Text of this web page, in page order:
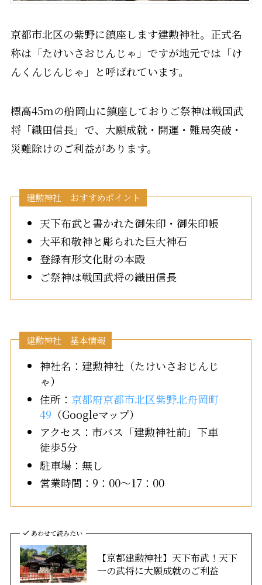
京都市北区の紫野に鎮座します建勲神社。正式名
称は「たけいさおじんじゃ」ですが地元では「け
んくんじんじゃ」と呼ばれています。
標高45ｍの船岡山に鎮座しておりご祭神は戦国武
将「織田信長」で、大願成就・開運・難局突破・
災難除けのご利益があります。
建勲神社 おすすめポイント
天下布武と書かれた御朱印・御朱印帳
大平和敬神と彫られた巨大神石
登録有形文化財の本殿
ご祭神は戦国武将の織田信長
建勲神社 基本情報
神社名：建勲神社（たけいさおじんじ
ゃ）
住所： 京都府京都市北区紫野北舟岡町
49 （Googleマップ）
アクセス：市バス「建勲神社前」下車
徒歩5分
駐車場：無し
営業時間：9：00～17：00
あわせて読みたい
【京都建勲神社】天下布武！天下
一の武将に大願成就のご利益